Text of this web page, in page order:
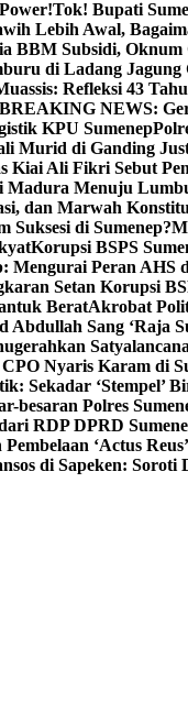
Tok! Bupati
Lebih Awal,
BBM Subsidi,
di Ladang Jagung
Refleksi 43
BREAKING NEWS:
KPU Sumenep
Murid di Ganding
Kiai Ali Fikri Sebut
Madura Menuju
dan Marwah
di Sumenep?
Korupsi BSPS
Mengurai Peran AHS
Setan Korupsi
BeratAkrobat
Sang ‘Raja
Nyaris Karam di
Sekadar ‘Stempel’
besaran Polres
RDP DPRD
‘Actus Reus’
di Sapeken: